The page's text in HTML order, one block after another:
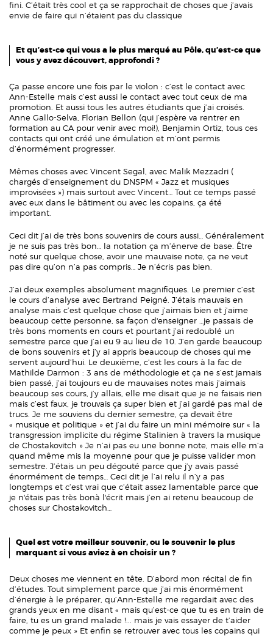
fini. C’était très cool et ça se rapprochait de choses que j’avais
envie de faire qui n’étaient pas du classique
Et qu’est-ce qui vous a le plus marqué au Pôle, qu’est-ce que
vous y avez découvert, approfondi ?
Ça passe encore une fois par le violon : c’est le contact avec
Ann-Estelle mais c’est aussi le contact avec tout ceux de ma
promotion. Et aussi tous les autres étudiants que j’ai croisés.
Anne Gallo-Selva, Florian Bellon (qui j’espère va rentrer en
formation au CA pour venir avec moi!), Benjamin Ortiz, tous ces
contacts qui ont créé une émulation et m’ont permis
d’énormément progresser.
Mêmes choses avec Vincent Segal, avec Malik Mezzadri (
chargés d’enseignement du DNSPM « Jazz et musiques
improvisées ») mais surtout avec Vincent… Tout ce temps passé
avec eux dans le bâtiment ou avec les copains, ça été
important.
Ceci dit j’ai de très bons souvenirs de cours aussi… Généralement
je ne suis pas très bon… la notation ça m’énerve de base. Être
noté sur quelque chose, avoir une mauvaise note, ça ne veut
pas dire qu’on n’a pas compris… Je n’écris pas bien.
J’ai deux exemples absolument magnifiques. Le premier c’est
le cours d’analyse avec Bertrand Peigné. J’étais mauvais en
analyse mais c’est quelque chose que j’aimais bien et j’aime
beaucoup cette personne, sa façon d'enseigner …je passais de
très bons moments en cours et pourtant j’ai redoublé un
semestre parce que j’ai eu 9 au lieu de 10. J’en garde beaucoup
de bons souvenirs et j’y ai appris beaucoup de choses qui me
servent aujourd’hui. Le deuxième, c’est les cours à la fac de
Mathilde Darmon : 3 ans de méthodologie et ça ne s’est jamais
bien passé, j’ai toujours eu de mauvaises notes mais j’aimais
beaucoup ses cours, j’y allais, elle me disait que je ne faisais rien
mais c’est faux, je trouvais ça super bien et j’ai gardé pas mal de
trucs. Je me souviens du dernier semestre, ça devait être
« musique et politique » et j’ai du faire un mini mémoire sur « la
transgression implicite du régime Stalinien à travers la musique
de Chostakovitch » Je n’ai pas eu une bonne note, mais elle m’a
quand même mis la moyenne pour que je puisse valider mon
semestre. J’étais un peu dégouté parce que j’y avais passé
énormément de temps… Ceci dit je l’ai relu il n’y a pas
longtemps et c’est vrai que c’était assez lamentable parce que
je n'étais pas très bonà l'écrit mais j’en ai retenu beaucoup de
choses sur Chostakovitch…
Quel est votre meilleur souvenir, ou le souvenir le plus
marquant si vous aviez à en choisir un ?
Deux choses me viennent en tête. D’abord mon récital de fin
d’études. Tout simplement parce que j’ai mis énormément
d’énergie à le préparer, qu’Ann-Estelle me regardait avec des
grands yeux en me disant « mais qu’est-ce que tu es en train de
faire, tu es un grand malade !... mais je vais essayer de t’aider
comme je peux » Et enfin se retrouver avec tous les copains qui